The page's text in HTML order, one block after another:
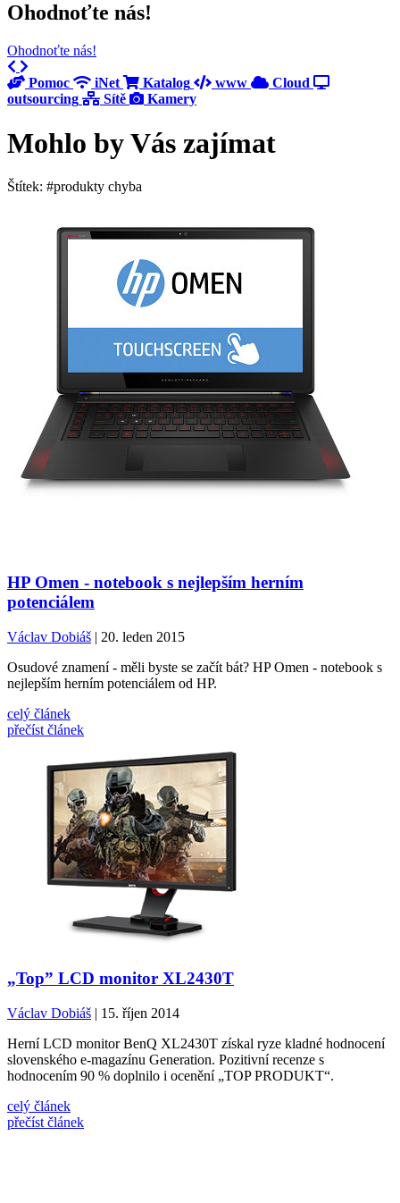
Ohodnoťte nás!
Ohodnoťte nás!
Previous
Pomoc
iNet Katalog www
Cloud
outsourcing
Sítě Kamery
Mohlo by Vás zajímat
Štítek: #produkty chyba
HP Omen - notebook s nejlepším herním
potenciálem
Václav Dobiáš | 20. leden 2015
Osudové znamení - měli byste se začít bát? HP Omen - notebook s
nejlepším herním potenciálem od HP.
celý článek
přečíst článek
„Top” LCD monitor XL2430T
Václav Dobiáš | 15. říjen 2014
Herní LCD monitor BenQ XL2430T získal ryze kladné hodnocení
slovenského e-magazínu Generation. Pozitivní recenze s
hodnocením 90 % doplnilo i ocenění „TOP PRODUKT“.
celý článek
přečíst článek